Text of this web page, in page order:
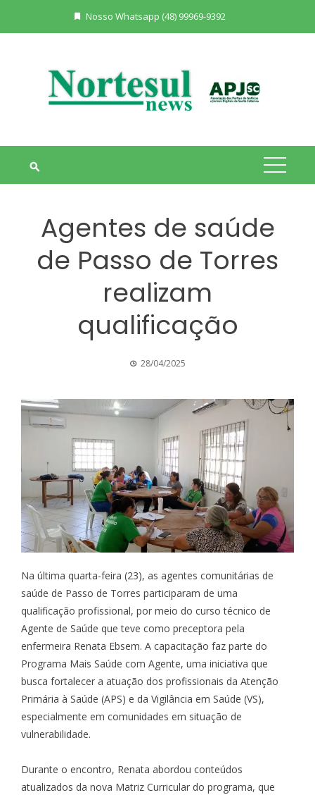
Nosso Whatsapp (48) 99969-9392
Agentes de saúde
de Passo de Torres
realizam
qualificação
28/04/2025
Na última quarta-feira (23), as agentes comunitárias de
saúde de Passo de Torres participaram de uma
qualificação profissional, por meio do curso técnico de
Agente de Saúde que teve como preceptora pela
enfermeira Renata Ebsem. A capacitação faz parte do
Programa Mais Saúde com Agente, uma iniciativa que
busca fortalecer a atuação dos profissionais da Atenção
Primária à Saúde (APS) e da Vigilância em Saúde (VS),
especialmente em comunidades em situação de
vulnerabilidade.
Durante o encontro, Renata abordou conteúdos
atualizados da nova Matriz Curricular do programa, que